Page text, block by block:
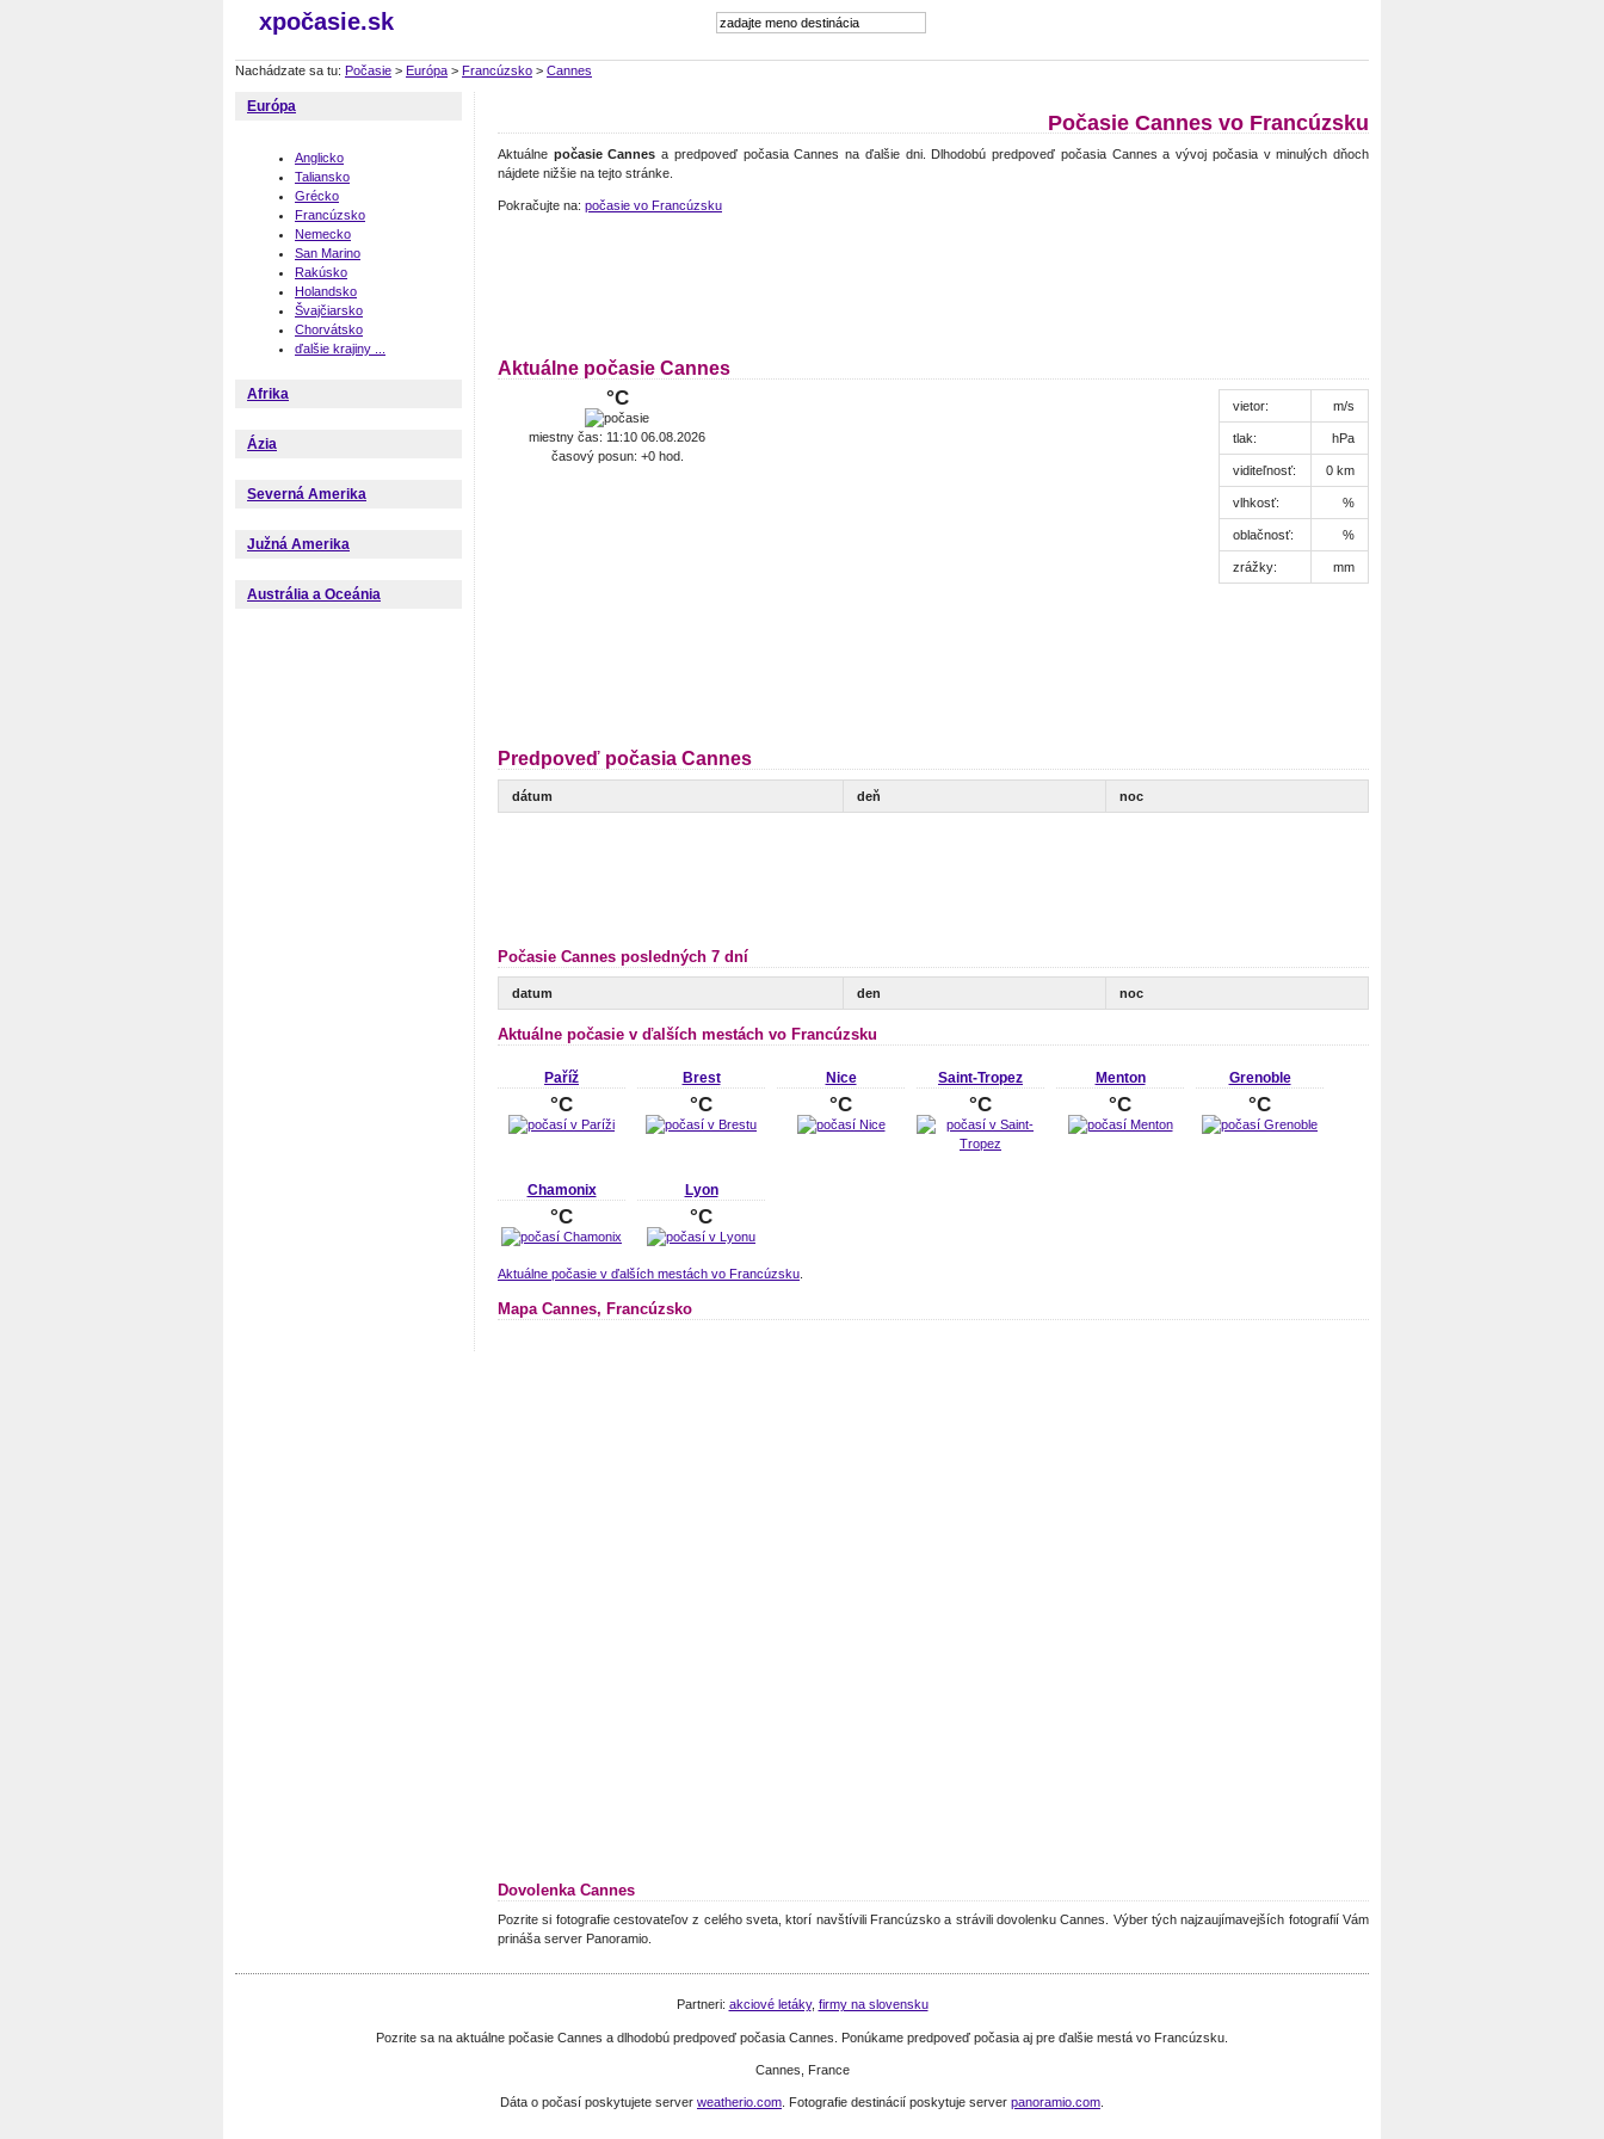
xpočasie.sk
Nachádzate sa tu: Počasie > Európa > Francúzsko > Cannes
Európa
Anglicko
Taliansko
Grécko
Francúzsko
Nemecko
San Marino
Rakúsko
Holandsko
Švajčiarsko
Chorvátsko
ďalšie krajiny ...
Afrika
Ázia
Severná Amerika
Južná Amerika
Austrália a Oceánia
Počasie Cannes vo Francúzsku
Aktuálne počasie Cannes a predpoveď počasia Cannes na ďalšie dni. Dlhodobú predpoveď počasia Cannes a vývoj počasia v minulých dňoch
nájdete nižšie na tejto stránke.
Pokračujte na: počasie vo Francúzsku
Aktuálne počasie Cannes
°C
miestny čas: 11:10 06.08.2026
časový posun: +0 hod.
vietor: m/s
tlak: hPa
viditeľnosť: 0 km
vlhkosť: %
oblačnosť: %
zrážky: mm
Predpoveď počasia Cannes
dátum deň noc
Počasie Cannes posledných 7 dní
datum den noc
Aktuálne počasie v ďalších mestách vo Francúzsku
Paříž
°C
Brest
°C
Nice
°C
Saint-Tropez
°C
Menton
°C
Grenoble
°C
Chamonix
°C
Lyon
°C
Aktuálne počasie v ďalších mestách vo Francúzsku
Mapa Cannes, Francúzsko
Dovolenka Cannes
Pozrite si fotografie cestovateľov z celého sveta, ktorí navštívili Francúzsko a strávili dovolenku Cannes. Výber tých najzaujímavejších fotografií Vám
prináša server Panoramio.
Partneri: akciové letáky, firmy na slovensku
Pozrite sa na aktuálne počasie Cannes a dlhodobú predpoveď počasia Cannes. Ponúkame predpoveď počasia aj pre ďalšie mestá vo Francúzsku.
Cannes, France
Dáta o počasí poskytujete server weatherio.com . Fotografie destinácií poskytuje server panoramio.com